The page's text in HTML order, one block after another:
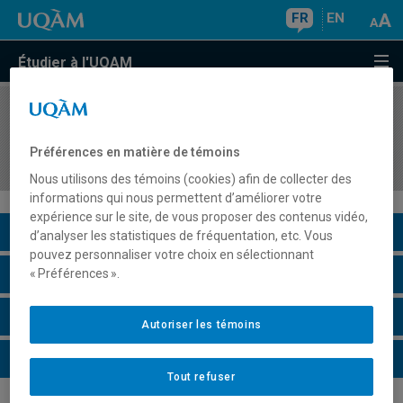
FR EN
Étudier à l'UQAM
COURS//
au secondaire
Description du cours
Horaire - Été 2026
Horaire - Automne 2026
Horaire - Hiver 2027
Préférences en matière de témoins
Nous utilisons des témoins (cookies) afin de collecter des
informations qui nous permettent d’améliorer votre
expérience sur le site, de vous proposer des contenus vidéo,
d’analyser les statistiques de fréquentation, etc. Vous
pouvez personnaliser votre choix en sélectionnant
« Préférences ».
Tout refuser
Autoriser les témoins